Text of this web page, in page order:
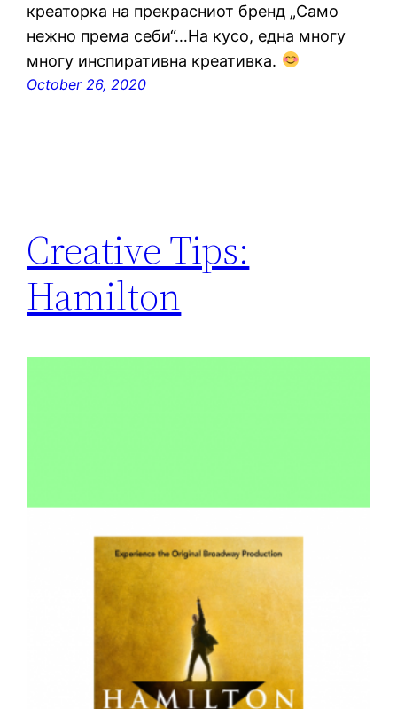
креаторка на прекрасниот бренд „Само
нежно према себи“…На кусо, една многу
многу инспиративна креативка.
October 26, 2020
Creative Tips:
Hamilton